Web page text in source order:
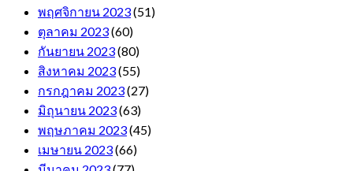
พฤศจิกายน 2023(51)
ตุลาคม 2023(60)
กันยายน 2023(80)
สิงหาคม 2023(55)
กรกฎาคม 2023(27)
มิถุนายน 2023(63)
พฤษภาคม 2023(45)
เมษายน 2023(66)